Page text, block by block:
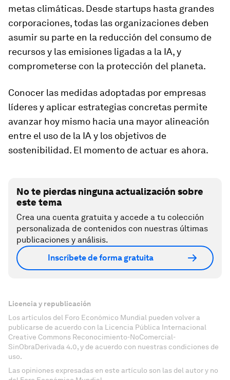
metas climáticas. Desde startups hasta grandes
corporaciones, todas las organizaciones deben
asumir su parte en la reducción del consumo de
recursos y las emisiones ligadas a la IA, y
comprometerse con la protección del planeta.
Conocer las medidas adoptadas por empresas
líderes y aplicar estrategias concretas permite
avanzar hoy mismo hacia una mayor alineación
entre el uso de la IA y los objetivos de
sostenibilidad. El momento de actuar es ahora.
No te pierdas ninguna actualización sobre
este tema
Crea una cuenta gratuita y accede a tu colección
personalizada de contenidos con nuestras últimas
publicaciones y análisis.
Inscríbete de forma gratuita
Licencia y republicación
Los artículos del Foro Económico Mundial pueden volver a
publicarse de acuerdo con la Licencia Pública Internacional
Creative Commons Reconocimiento-NoComercial-
SinObraDerivada 4.0, y de acuerdo con nuestras condiciones de
uso.
Las opiniones expresadas en este artículo son las del autor y no